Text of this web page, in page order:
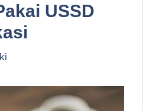
USSD